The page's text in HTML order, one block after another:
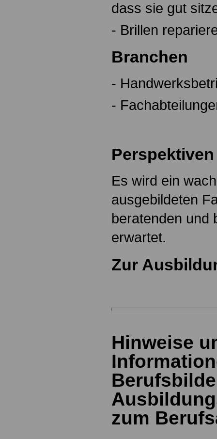
dass sie gut
- Brillen
Branchen
-
-
Perspektiven
Es wird ein
ausgebildeten
beratenden und
erwartet.
Zur
Hinweise
zum